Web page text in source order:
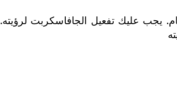
يجب عليك تفعيل الجافاسكربت لرؤيته.